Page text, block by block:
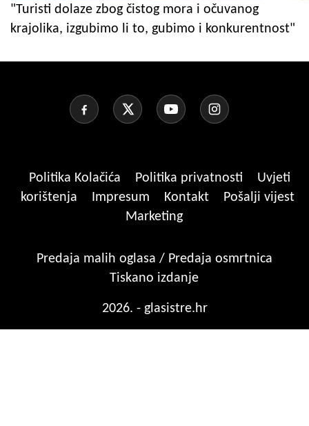
"Turisti dolaze zbog čistog mora i očuvanog
krajolika, izgubimo li to, gubimo i konkurentnost"
Politika Kolačića Politika privatnosti
Uvjeti
korištenja
Impresum Kontakt
Pošalji vijest
Marketing
Predaja malih oglasa / Predaja osmrtnica
Tiskano izdanje
2026. - glasistre.hr